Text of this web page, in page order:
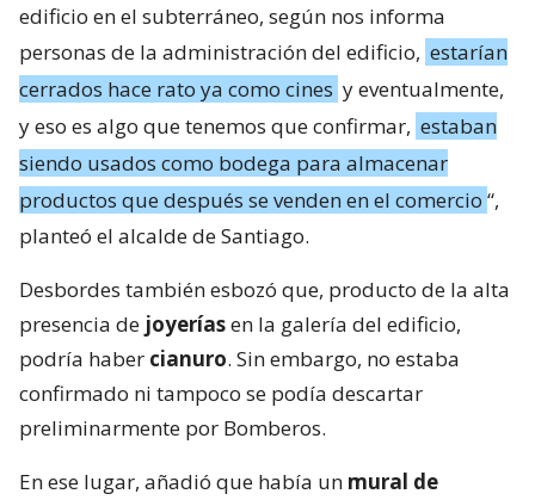
edificio en el subterráneo, según nos informa
personas de la administración del edificio, estarían
cerrados hace rato ya como cines y eventualmente,
y eso es algo que tenemos que confirmar, estaban
siendo usados como bodega para almacenar
productos que después se venden en el comercio “,
planteó el alcalde de Santiago.
Desbordes también esbozó que, producto de la alta
presencia de joyeríasen la galería del edificio,
podría haber cianuro. Sin embargo, no estaba
confirmado ni tampoco se podía descartar
preliminarmente por Bomberos.
En ese lugar, añadió que había un mural de